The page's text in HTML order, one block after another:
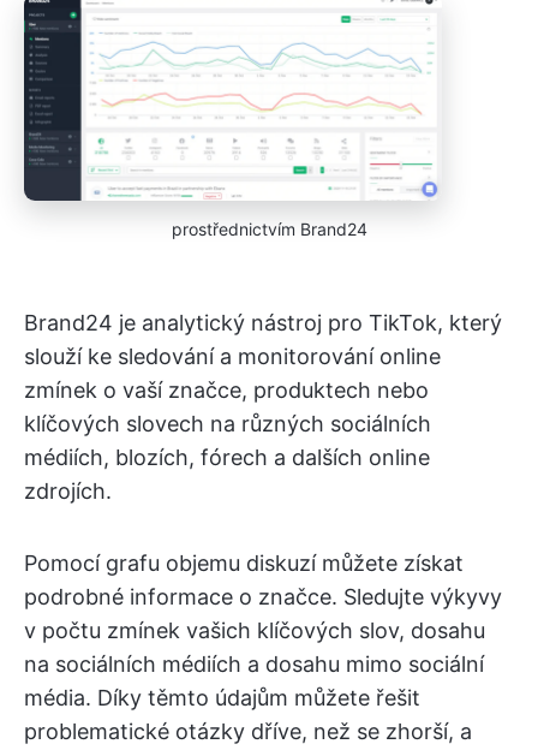
prostřednictvím Brand24
Brand24 je analytický nástroj pro TikTok, který
slouží ke sledování a monitorování online
zmínek o vaší značce, produktech nebo
klíčových slovech na různých sociálních
médiích, blozích, fórech a dalších online
zdrojích.
Pomocí grafu objemu diskuzí můžete získat
podrobné informace o značce. Sledujte výkyvy
v počtu zmínek vašich klíčových slov, dosahu
na sociálních médiích a dosahu mimo sociální
média. Díky těmto údajům můžete řešit
problematické otázky dříve, než se zhorší, a